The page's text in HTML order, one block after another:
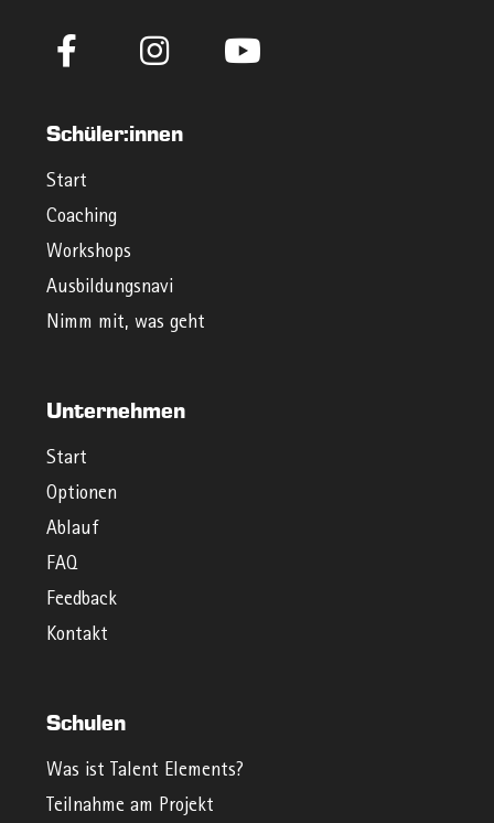
Schüler:innen
Start
Coaching
Workshops
Ausbildungsnavi
Nimm mit, was geht
Unternehmen
Start
Optionen
Ablauf
FAQ
Feedback
Kontakt
Schulen
Was ist Talent Elements?
Teilnahme am Projekt